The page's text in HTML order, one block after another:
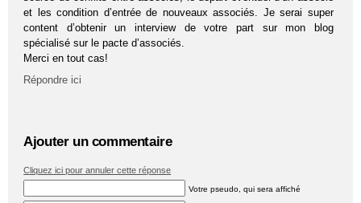
et les condition d’entrée de nouveaux associés. Je serai super
content d’obtenir un interview de votre part sur mon blog
spécialisé sur le pacte d’associés.
Merci en tout cas!
Répondre ici
Ajouter un commentaire
Cliquez ici pour annuler cette réponse
Votre pseudo, qui sera affiché